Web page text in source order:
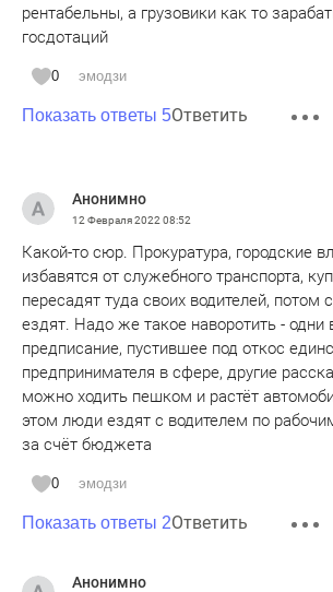
рентабельны, а грузовики как то
госдотаций
0 эмодзи
Показать ответы 5Ответить
Анонимно
12 Февраля 2022 08:52
Какой-то сюр. Прокуратура, городские
избавятся от служебного транспорта,
пересадят туда своих водителей, потом
ездят. Надо же такое наворотить - одни
предписание, пустившее под откос
предпринимателя в сфере, другие
можно ходить пешком и растёт
этом люди ездят с водителем по
за счёт бюджета
0 эмодзи
Показать ответы 2Ответить
Анонимно